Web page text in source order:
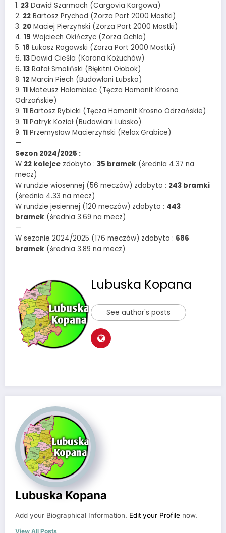
1. 23 Dawid Szarmach (Cargovia Kargowa)
2. 22 Bartosz Prychod (Zorza Port 2000 Mostki)
3. 20 Maciej Pierzyński (Zorza Port 2000 Mostki)
4. 19 Wojciech Okińczyc (Zorza Ochla)
5. 18 Łukasz Rogowski (Zorza Port 2000 Mostki)
6. 13Dawid Cieśla (Korona Kożuchów)
6. 13 Rafał Smoliński (Błękitni Ołobok)
8. 12 Marcin Piech (Budowlani Lubsko)
9. 11 Mateusz Hałambiec (Tęcza Homanit Krosno
Odrzańskie)
9. 11 Bartosz Rybicki (Tęcza Homanit Krosno Odrzańskie)
9. 11 Patryk Kozioł (Budowlani Lubsko)
9. 11 Przemysław Macierzyński (Relax Grabice)
—
Sezon 2024/2025 :
W 22 kolejce zdobyto : 35 bramek (średnia 4.37 na
mecz)
W rundzie wiosennej (56 meczów) zdobyto : 243 bramki
(średnia 4.33 na mecz)
W rundzie jesiennej (120 meczów) zdobyto : 443
bramek (średnia 3.69 na mecz)
—
W sezonie 2024/2025 (176 meczów) zdobyto : 686
bramek (średnia 3.89 na mecz)
Lubuska Kopana
See author's posts
Lubuska Kopana
Add your Biographical Information. Edit your Profile now.
View All Posts